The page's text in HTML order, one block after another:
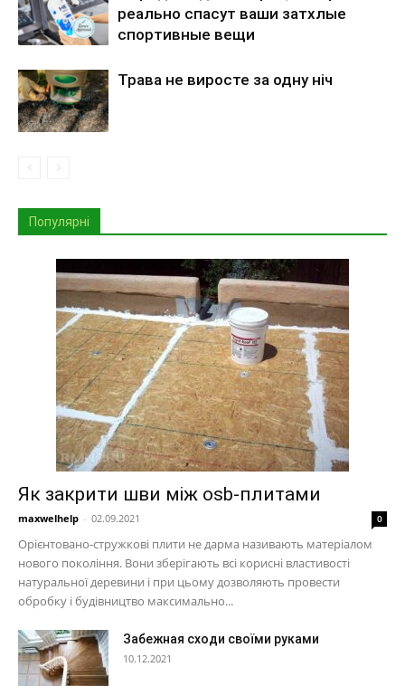
реально спасут ваши затхлые
спортивные вещи
Трава не виросте за одну ніч
Популярні
Як закрити шви між osb-плитами
maxwelhelp - 02.09.2021 0
Орієнтовано-стружкові плити не дарма називають матеріалом
нового покоління. Вони зберігають всі корисні властивості
натуральної деревини і при цьому дозволяють провести
обробку і будівництво максимально...
Забежная сходи своїми руками
10.12.2021